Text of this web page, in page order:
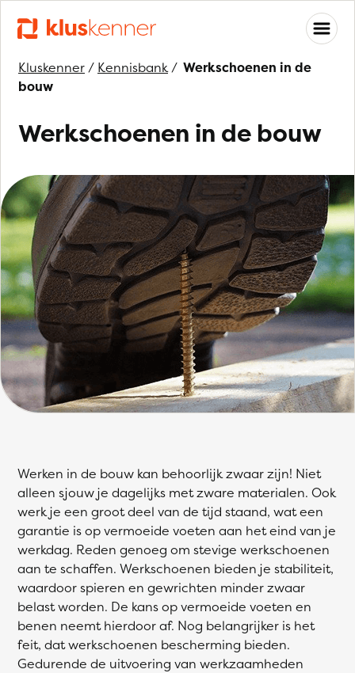
Kluskenner/ Kennisbank/ Werkschoenen in de
bouw
Werkschoenen in de bouw
Werken in de bouw kan behoorlijk zwaar zijn! Niet
alleen sjouw je dagelijks met zware materialen. Ook
werk je een groot deel van de tijd staand, wat een
garantie is op vermoeide voeten aan het eind van je
werkdag. Reden genoeg om stevige werkschoenen
aan te schaffen. Werkschoenen bieden je stabiliteit,
waardoor spieren en gewrichten minder zwaar
belast worden. De kans op vermoeide voeten en
benen neemt hierdoor af. Nog belangrijker is het
feit, dat werkschoenen bescherming bieden.
Gedurende de uitvoering van werkzaamheden